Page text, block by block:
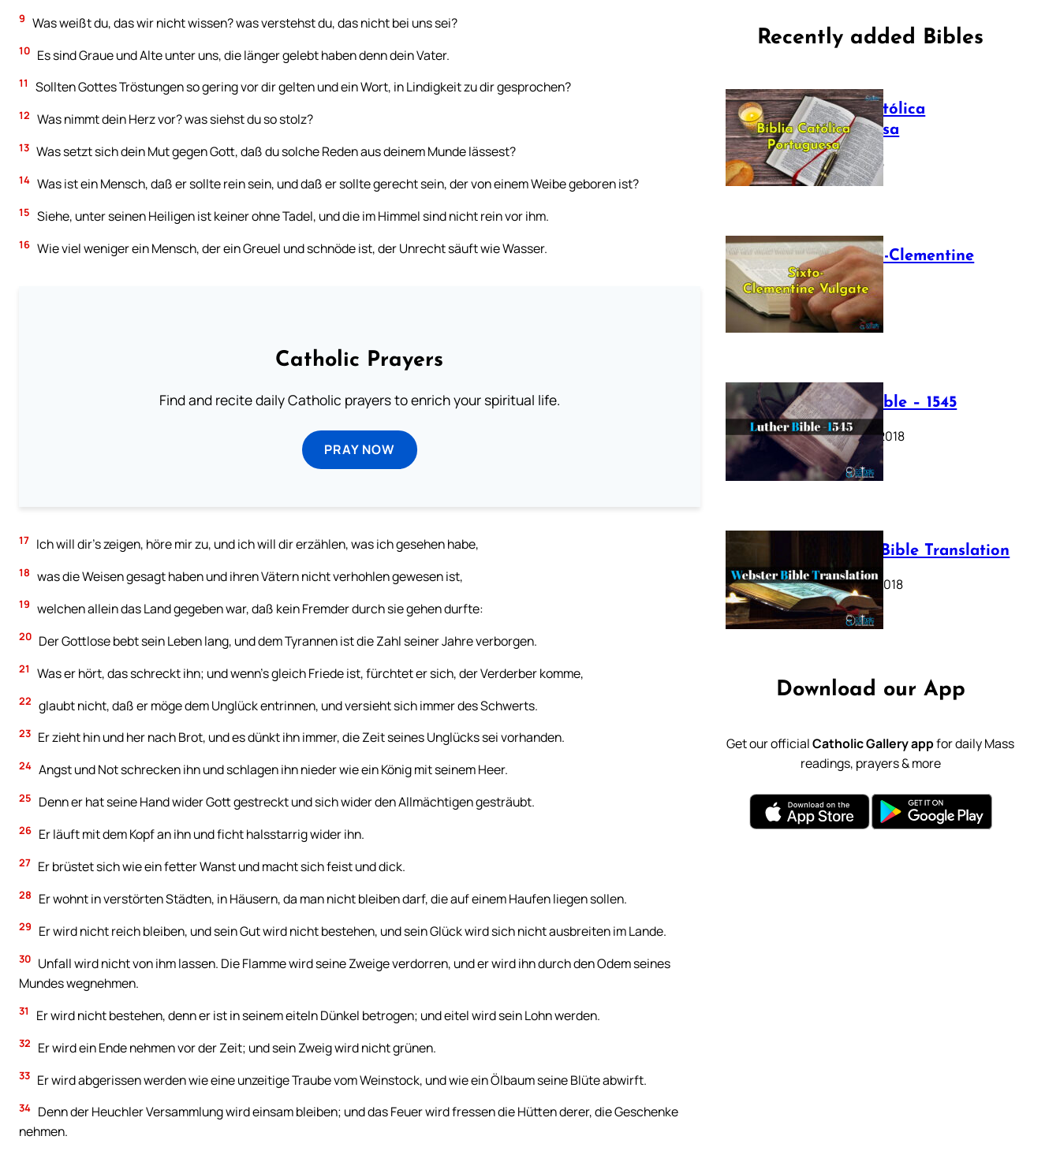
9 Was weißt du, das wir nicht wissen? was verstehst du, das nicht bei uns sei?
10 Es sind Graue und Alte unter uns, die länger gelebt haben denn dein Vater.
11 Sollten Gottes Tröstungen so gering vor dir gelten und ein Wort, in Lindigkeit zu dir gesprochen?
12 Was nimmt dein Herz vor? was siehst du so stolz?
13 Was setzt sich dein Mut gegen Gott, daß du solche Reden aus deinem Munde lässest?
14 Was ist ein Mensch, daß er sollte rein sein, und daß er sollte gerecht sein, der von einem Weibe geboren ist?
15 Siehe, unter seinen Heiligen ist keiner ohne Tadel, und die im Himmel sind nicht rein vor ihm.
16 Wie viel weniger ein Mensch, der ein Greuel und schnöde ist, der Unrecht säuft wie Wasser.
Catholic Prayers
Find and recite daily Catholic prayers to enrich your spiritual life.
PRAY NOW
17 Ich will dir’s zeigen, höre mir zu, und ich will dir erzählen, was ich gesehen habe,
18 was die Weisen gesagt haben und ihren Vätern nicht verhohlen gewesen ist,
19 welchen allein das Land gegeben war, daß kein Fremder durch sie gehen durfte:
20 Der Gottlose bebt sein Leben lang, und dem Tyrannen ist die Zahl seiner Jahre verborgen.
21 Was er hört, das schreckt ihn; und wenn’s gleich Friede ist, fürchtet er sich, der Verderber komme,
22 glaubt nicht, daß er möge dem Unglück entrinnen, und versieht sich immer des Schwerts.
23 Er zieht hin und her nach Brot, und es dünkt ihn immer, die Zeit seines Unglücks sei vorhanden.
24 Angst und Not schrecken ihn und schlagen ihn nieder wie ein König mit seinem Heer.
25 Denn er hat seine Hand wider Gott gestreckt und sich wider den Allmächtigen gesträubt.
26 Er läuft mit dem Kopf an ihn und ficht halsstarrig wider ihn.
27 Er brüstet sich wie ein fetter Wanst und macht sich feist und dick.
28 Er wohnt in verstörten Städten, in Häusern, da man nicht bleiben darf, die auf einem Haufen liegen sollen.
29 Er wird nicht reich bleiben, und sein Gut wird nicht bestehen, und sein Glück wird sich nicht ausbreiten im Lande.
30 Unfall wird nicht von ihm lassen. Die Flamme wird seine Zweige verdorren, und er wird ihn durch den Odem seines
Mundes wegnehmen.
31 Er wird nicht bestehen, denn er ist in seinem eiteln Dünkel betrogen; und eitel wird sein Lohn werden.
32 Er wird ein Ende nehmen vor der Zeit; und sein Zweig wird nicht grünen.
33 Er wird abgerissen werden wie eine unzeitige Traube vom Weinstock, und wie ein Ölbaum seine Blüte abwirft.
34 Denn der Heuchler Versammlung wird einsam bleiben; und das Feuer wird fressen die Hütten derer, die Geschenke
nehmen.
Recently added Bibles
Bíblia Católica
Portuguesa
July 16, 2025
The Sixto-Clementine
Vulgate
July 12, 2025
Luther Bible – 1545
October 17, 2018
Webster Bible Translation
October 11, 2018
Download our App
Get our officialCatholic Gallery appfor daily Mass
readings, prayers & more